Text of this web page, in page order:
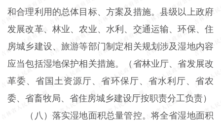
和合理利用的总体目标、方案及措施。县级以上政府
发展改革、林业、农业、水利、交通运输、环保、住
房城乡建设、旅游等部门制定相关规划涉及湿地内容
应当包括湿地保护相关措施。（省林业厅、省发展改
革委、省国土资源厅、省环保厅、省水利厅、省农
委、省畜牧局、省住房城乡建设厅按职责分工负责）
（八）落实湿地面积总量管控。将全省湿地面积